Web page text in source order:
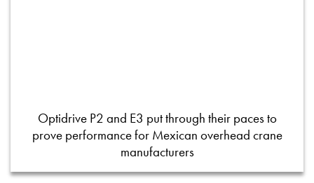
Optidrive P2 and E3 put through their paces to
prove performance for Mexican overhead crane
manufacturers